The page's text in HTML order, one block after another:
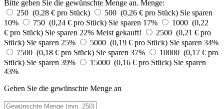
Bitte geben Sie die gewünschte Menge an. Menge:
250 (0,28 € pro Stück)
500 (0,26 € pro Stück) Sie sparen
10%
750 (0,24 € pro Stück) Sie sparen 17%
1000 (0,22
€ pro Stück) Sie sparen 22% Meist gekauft!
2500 (0,21 € pro
Stück) Sie sparen 25% 5000 (0,19 € pro Stück) Sie sparen 34%
7500 (0,18 € pro Stück) Sie sparen 37%
10000 (0,17 € pro
Stück) Sie sparen 39% 15000 (0,16 € pro Stück) Sie sparen
43%
Geben Sie die gewünschte Menge an